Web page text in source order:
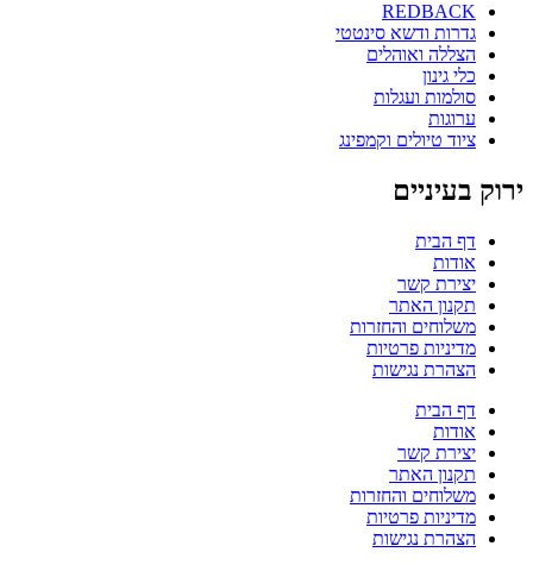
REDBACK
גדרות ודשא סינטטי
הצללה ואוהלים
כלי גינון
סולמות ועגלות
ערוגות
ציוד טיולים וקמפינג
ירוק בעיניים
דף הבית
אודות
יצירת קשר
תקנון האתר
משלוחים והחזרות
מדיניות פרטיות
הצהרת נגישות
דף הבית
אודות
יצירת קשר
תקנון האתר
משלוחים והחזרות
מדיניות פרטיות
הצהרת נגישות